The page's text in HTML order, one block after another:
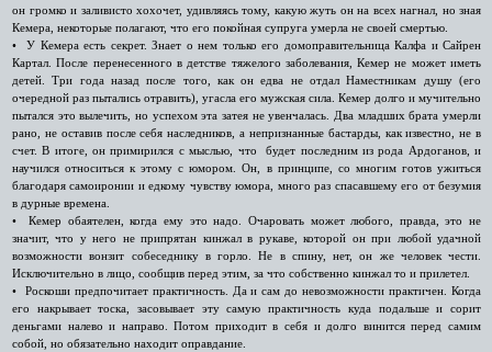
он громко и заливисто хохочет, удивляясь тому, какую жуть он на всех нагнал, но зная
Кемера, некоторые полагают, что его покойная супруга умерла не своей смертью.
• У Кемера есть секрет. Знает о нем только его домоправительница Калфа и Сайрен
Картал. После перенесенного в детстве тяжелого заболевания, Кемер не может иметь
детей. Три года назад после того, как он едва не отдал Наместникам душу (его
очередной раз пытались отравить), угасла его мужская сила. Кемер долго и мучительно
пытался это вылечить, но успехом эта затея не увенчалась. Два младших брата умерли
рано, не оставив после себя наследников, а непризнанные бастарды, как известно, не в
счет. В итоге, он примирился с мыслью, что будет последним из рода Ардоганов, и
научился относиться к этому с юмором. Он, в принципе, со многим готов ужиться
благодаря самоиронии и едкому чувству юмора, много раз спасавшему его от безумия
в дурные времена.
• Кемер обаятелен, когда ему это надо. Очаровать может любого, правда, это не
значит, что у него не припрятан кинжал в рукаве, которой он при любой удачной
возможности вонзит собеседнику в горло. Не в спину, нет, он же человек чести.
Исключительно в лицо, сообщив перед этим, за что собственно кинжал то и прилетел.
• Роскоши предпочитает практичность. Да и сам до невозможности практичен. Когда
его накрывает тоска, засовывает эту самую практичность куда подальше и сорит
деньгами налево и направо. Потом приходит в себя и долго винится перед самим
собой, но обязательно находит оправдание.